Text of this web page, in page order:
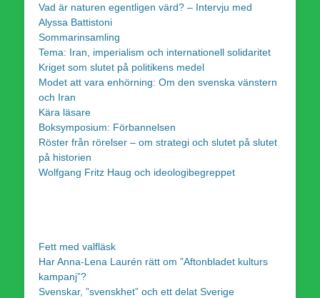
Vad är naturen egentligen värd? – Intervju med
Alyssa Battistoni
Sommarinsamling
Tema: Iran, imperialism och internationell solidaritet
Kriget som slutet på politikens medel
Modet att vara enhörning: Om den svenska vänstern
och Iran
Kära läsare
Boksymposium: Förbannelsen
Röster från rörelser – om strategi och slutet på slutet
på historien
Wolfgang Fritz Haug och ideologibegreppet
Fett med valfläsk
Har Anna-Lena Laurén rätt om ”Aftonbladet kulturs
kampanj”?
Svenskar, ”svenskhet” och ett delat Sverige